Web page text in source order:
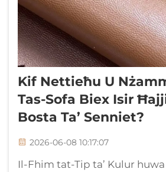
Kif Nettieħu U
Tas-Sofa Biex Isir
Bosta Ta’ Senniet?
2026-06-08 10:17:07
Il-Fhim tat-Tip ta’ Kulur